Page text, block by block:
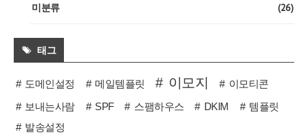
미분류 (26)
태그
도메인설정 메일템플릿 이모지
이모티콘
보내는사람
SPF 스팸하우스 DKIM
템플릿
발송설정